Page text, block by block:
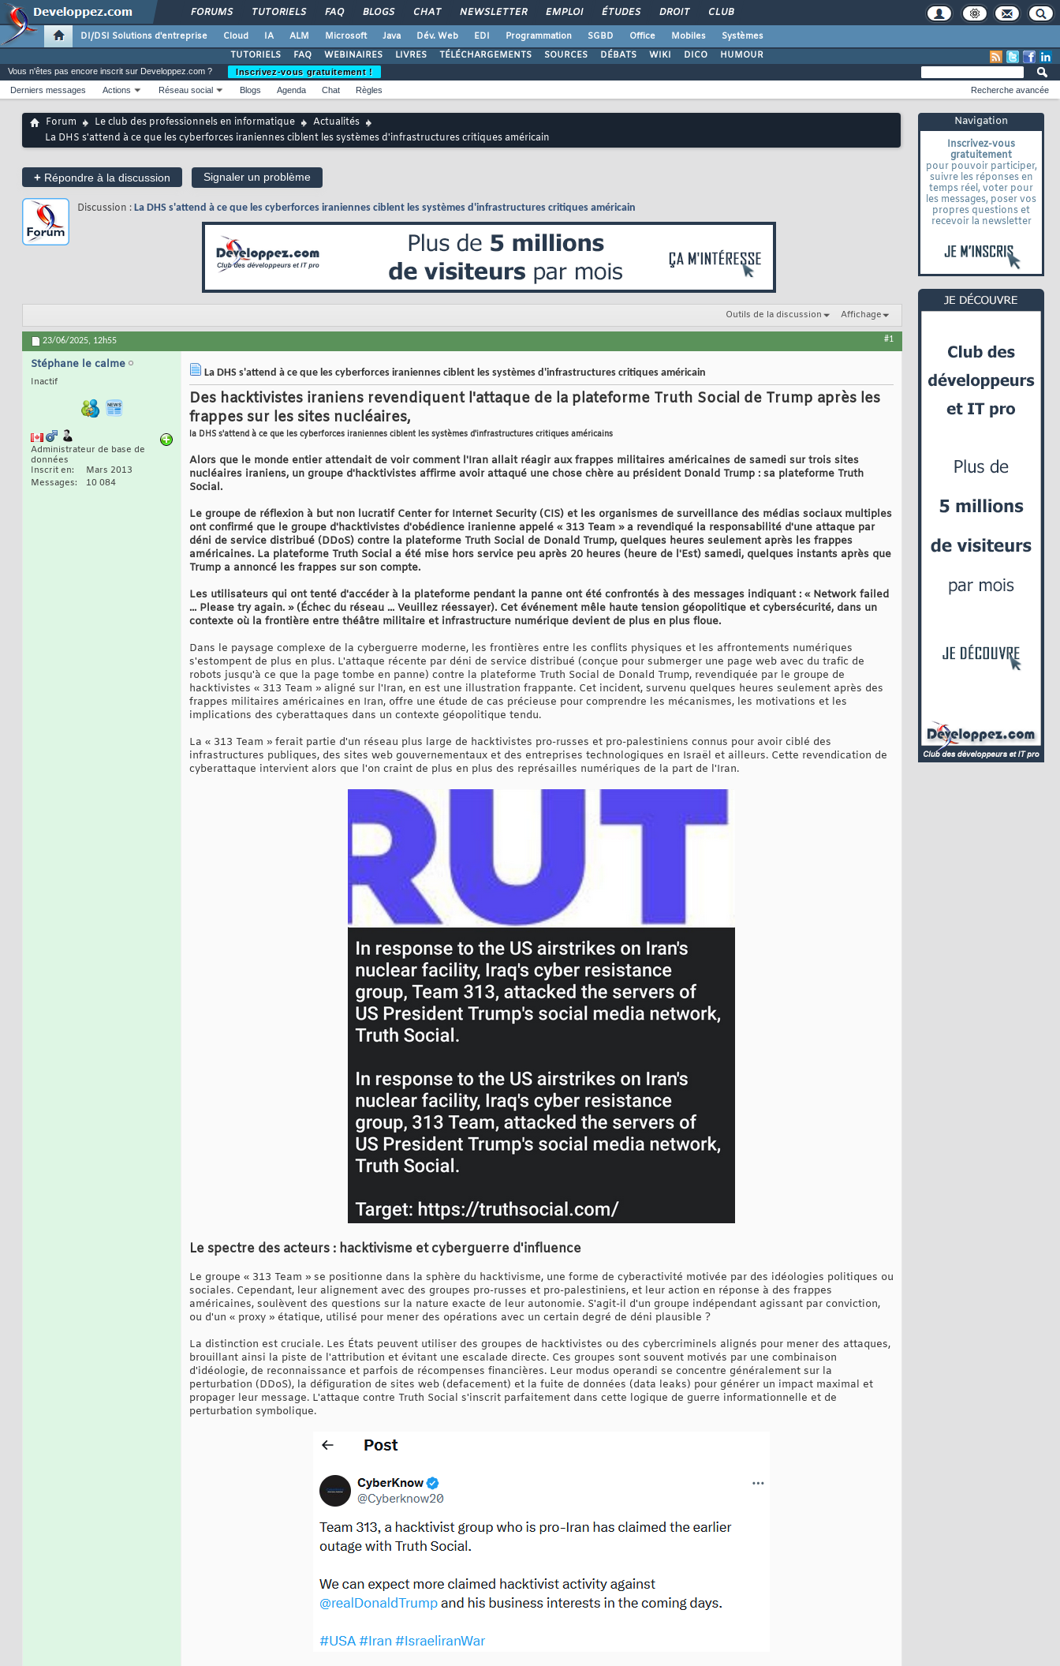
FORUMS TUTORIELS FAQ BLOGS CHAT NEWSLETTER EMPLOI ÉTUDES DROIT CLUB
DI/DSI Solutions d'entreprise Cloud IA ALM Microsoft Java Dév. Web EDI Programmation SGBD Office Mobiles
Systèmes
TUTORIELS
FAQ WEBINAIRES LIVRES TÉLÉCHARGEMENTS SOURCES DÉBATS WIKI DICO HUMOUR
Navigation
Inscrivez-vous
gratuitement
pour pouvoir participer,
suivre les réponses en
temps réel, voter pour
les messages, poser vos
propres questions et
recevoir la newsletter
Vous n'êtes pas encore inscrit sur Developpez.com ?
Inscrivez-vous gratuitement !
Derniers messages
Actions Réseau social Blogs Agenda Chat Règles Recherche avancée
Forum Le club des professionnels en informatique
Actualités
La DHS s'attend à ce que les cyberforces iraniennes ciblent les systèmes d'infrastructures critiques américain
+ Répondre à la discussion Signaler un problème
Discussion : La DHS s'attend à ce que les cyberforces iraniennes ciblent les systèmes d'infrastructures critiques américain
Outils de la discussion Affichage
23/06/2025, 12h55 #1
Stéphane le calme
Inactif
Administrateur de base de
données
Inscrit en
Mars 2013
Messages
10 084
La DHS s'attend à ce que les cyberforces iraniennes ciblent les systèmes d'infrastructures critiques américain
Des hacktivistes iraniens revendiquent l'attaque de la plateforme Truth Social de Trump après les
frappes sur les sites nucléaires,
la DHS s'attend à ce que les cyberforces iraniennes ciblent les systèmes d'infrastructures critiques américains
Alors que le monde entier attendait de voir comment l'Iran allait réagir aux frappes militaires américaines de samedi sur trois sites
nucléaires iraniens, un groupe d'hacktivistes affirme avoir attaqué une chose chère au président Donald Trump : sa plateforme Truth
Social.
Le groupe de réflexion à but non lucratif Center for Internet Security (CIS) et les organismes de surveillance des médias sociaux multiples
ont confirmé que le groupe d'hacktivistes d'obédience iranienne appelé « 313 Team » a revendiqué la responsabilité d'une attaque par
déni de service distribué (DDoS) contre la plateforme Truth Social de Donald Trump, quelques heures seulement après les frappes
américaines. La plateforme Truth Social a été mise hors service peu après 20 heures (heure de l'Est) samedi, quelques instants après que
Trump a annoncé les frappes sur son compte.
Les utilisateurs qui ont tenté d'accéder à la plateforme pendant la panne ont été confrontés à des messages indiquant : « Network failed
... Please try again. » (Échec du réseau ... Veuillez réessayer). Cet événement mêle haute tension géopolitique et cybersécurité, dans un
contexte où la frontière entre théâtre militaire et infrastructure numérique devient de plus en plus floue.
Dans le paysage complexe de la cyberguerre moderne, les frontières entre les conflits physiques et les affrontements numériques
s'estompent de plus en plus. L'attaque récente par déni de service distribué (conçue pour submerger une page web avec du trafic de
robots jusqu'à ce que la page tombe en panne) contre la plateforme Truth Social de Donald Trump, revendiquée par le groupe de
hacktivistes « 313 Team » aligné sur l'Iran, en est une illustration frappante. Cet incident, survenu quelques heures seulement après des
frappes militaires américaines en Iran, offre une étude de cas précieuse pour comprendre les mécanismes, les motivations et les
implications des cyberattaques dans un contexte géopolitique tendu.
La « 313 Team » ferait partie d'un réseau plus large de hacktivistes pro-russes et pro-palestiniens connus pour avoir ciblé des
infrastructures publiques, des sites web gouvernementaux et des entreprises technologiques en Israël et ailleurs. Cette revendication de
cyberattaque intervient alors que l'on craint de plus en plus des représailles numériques de la part de l'Iran.
Le spectre des acteurs : hacktivisme et cyberguerre d'influence
Le groupe « 313 Team » se positionne dans la sphère du hacktivisme, une forme de cyberactivité motivée par des idéologies politiques ou
sociales. Cependant, leur alignement avec des groupes pro-russes et pro-palestiniens, et leur action en réponse à des frappes
américaines, soulèvent des questions sur la nature exacte de leur autonomie. S'agit-il d'un groupe indépendant agissant par conviction,
ou d'un « proxy » étatique, utilisé pour mener des opérations avec un certain degré de déni plausible ?
La distinction est cruciale. Les États peuvent utiliser des groupes de hacktivistes ou des cybercriminels alignés pour mener des attaques,
brouillant ainsi la piste de l'attribution et évitant une escalade directe. Ces groupes sont souvent motivés par une combinaison
d'idéologie, de reconnaissance et parfois de récompenses financières. Leur modus operandi se concentre généralement sur la
perturbation (DDoS), la défiguration de sites web (defacement) et la fuite de données (data leaks) pour générer un impact maximal et
propager leur message. L'attaque contre Truth Social s'inscrit parfaitement dans cette logique de guerre informationnelle et de
perturbation symbolique.